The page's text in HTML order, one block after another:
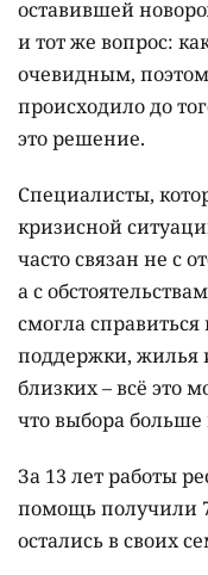
Фото пресс-службы Дома
Истории женщин,
факты о том,
помощь помогает
Каждый раз, когда
оставившей
и тот же вопрос:
очевидным,
происходило до
это решение.
Специалисты,
кризисной